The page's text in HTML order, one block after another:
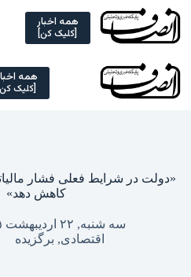
Skip
content
همه اخبار
[کلیک کن]
همه
[کلیک
«دولت در شرایط فعلی فشار
کاهش دهد»
سه شنبه, ۲۲ اردیبهشت ۱۴۰۵ – ۱۷:۰۸
اقتصادی, برگزیده